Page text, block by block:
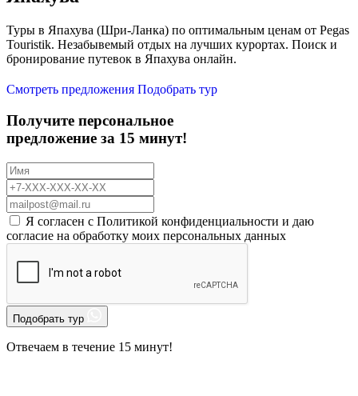
Туры в Япахува (Шри-Ланка) по оптимальным ценам от Pegas
Touristik. Незабывемый отдых на лучших курортах. Поиск и
бронирование путевок в Япахува онлайн.
Смотреть предложения Подобрать тур
Получите персональное
предложение за 15 минут!
Я согласен с Политикой конфиденциальности и даю
согласие на обработку моих персональных данных
Подобрать тур
Отвечаем в течение 15 минут!